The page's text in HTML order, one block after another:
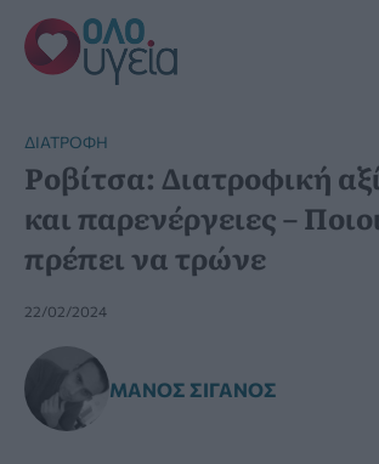
Μετάβαση
στο
περιεχόμενο
ΔΙΑΤΡΟΦΉ
Ροβίτσα: Διατροφική
και παρενέργειες –
πρέπει να τρώνε
22/02/2024
ΜΆΝΟΣ ΣΙΓΑΝΌΣ